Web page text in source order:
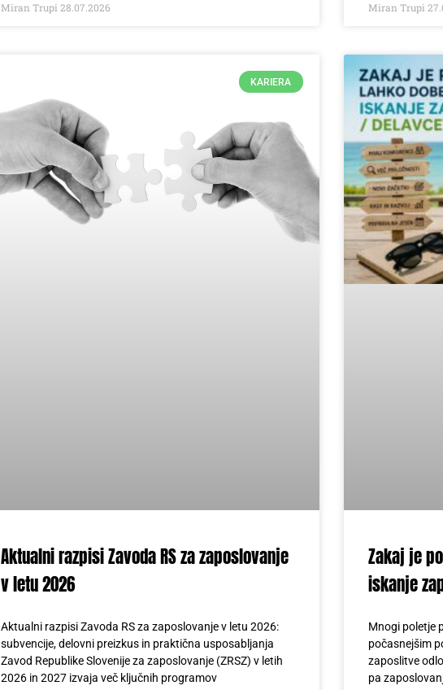
Miran Trupi28.07.2026 Miran Trupi
KARIERA
Aktualni razpisi Zavoda RS za zaposlovanje
v letu 2026
Aktualni razpisi Zavoda RS za zaposlovanje v letu 2026:
subvencije, delovni preizkus in praktična usposabljanja
Zavod Republike Slovenije za zaposlovanje (ZRSZ) v letih
2026 in 2027 izvaja več ključnih programov
Zakaj je
iskanje
Mnogi poletje
počasnejšim
zaposlitve
pa